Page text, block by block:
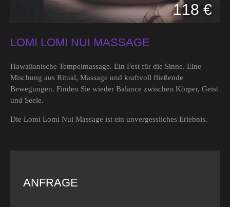
118 €
LOMI LOMI NUI MASSAGE
Hawaiianische Tempelmassage. Ein Fest für die Sinne. Eine
Mischung aus Ritual, Massage und kraftvoll fließende
Bewegungen. Finden Sie wieder Balance zwischen Körper, Geist
und Seele.
Die Lomi Lomi Nui Massage ist ein unvergessliches Erlebnis.
ANFRAGE